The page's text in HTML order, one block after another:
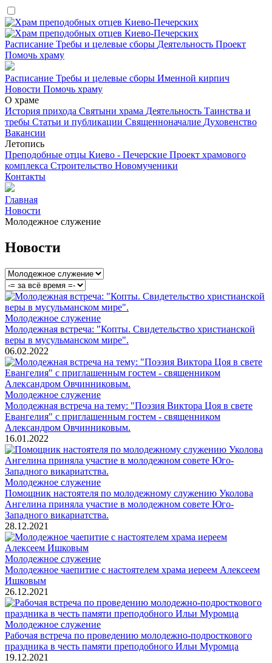
Расписание Требы и целевые сборы Деятельность Проект
Помочь храму
Расписание Требы и целевые сборы Именной кирпич
Новости Помочь храму
О храме
История прихода Святыни храма Деятельность Таинства и
требы Статьи и публикации Священноначалие Духовенство
Вакансии
Летопись
Преподобные отцы Киево - Печерские Проект храмового
комплекса Строительство Новомученики
Контакты
Главная
Новости
Молодежное служение
Новости
Молодежное служение
Молодежная встреча: "Копты. Свидетельство христианской
веры в мусульманском мире".
06.02.2022
Молодежное служение
Молодежная встреча на тему: "Поэзия Виктора Цоя в свете
Евангелия" с приглашенным гостем - священником
Александром Овчинниковым.
16.01.2022
Молодежное служение
Помощник настоятеля по молодежному служению Уколова
Ангелина приняла участие в молодежном совете Юго-
Западного викариатства.
28.12.2021
Молодежное служение
Молодежное чаепитие с настоятелем храма иереем Алексеем
Ишковым
26.12.2021
Молодежное служение
Рабочая встреча по проведению молодежно-подросткового
праздника в честь памяти преподобного Ильи Муромца
19.12.2021